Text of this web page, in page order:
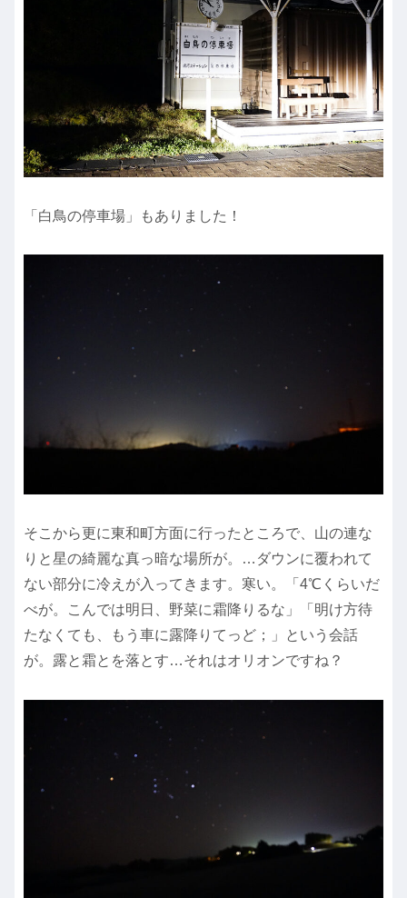
「白鳥の停車場」もありました！
そこから更に東和町方面に行ったところで、山の連な
りと星の綺麗な真っ暗な場所が。…ダウンに覆われて
ない部分に冷えが入ってきます。寒い。「4℃くらいだ
べが。こんでは明日、野菜に霜降りるな」「明け方待
たなくても、もう車に露降りてっど；」という会話
が。露と霜とを落とす…それはオリオンですね？